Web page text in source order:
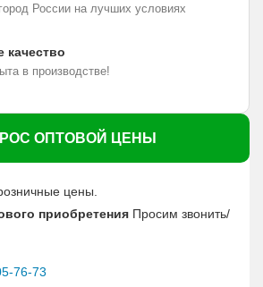
России на лучших условиях
качество
в производстве!
ОПТОВОЙ ЦЕНЫ
цены.
приобретения Просим звонить/
76-73